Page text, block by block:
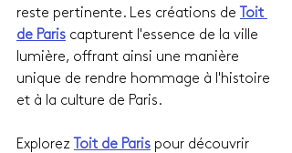
reste pertinente. Les créations de
Toit
de Paris capturent l'essence de la ville
lumière, offrant ainsi une manière
unique de rendre hommage à l'histoire
et à la culture de Paris.
Explorez Toit de Paris pour découvrir